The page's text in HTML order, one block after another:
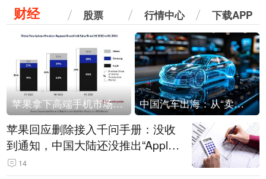
财经 股票 行情中心 下载APP
苹果拿下高端手机市场65%的份额：iPhone 17系列功不可没 中国汽车出海：从“卖出去”到“走进去”
苹果回应删除接入千问手册：没收
到通知，中国大陆还没推出“Apple
智能使用千问”功能
14